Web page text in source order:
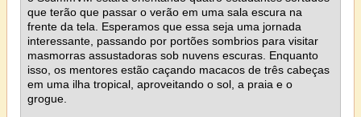
que terão que passar o verão em uma sala escura na
frente da tela. Esperamos que essa seja uma jornada
interessante, passando por portões sombrios para visitar
masmorras assustadoras sob nuvens escuras. Enquanto
isso, os mentores estão caçando macacos de três cabeças
em uma ilha tropical, aproveitando o sol, a praia e o
grogue.